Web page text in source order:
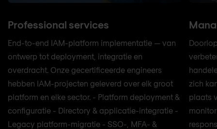
Professional services
End-to-end IAM-platform implementatie — van
ontwerp tot deployment, integratie en
overdracht. Onze gecertificeerde engineers
hebben IAM-projecten geleverd over elk groot
platform en elke sector. - Platform deployment &
configuratie - Directory & applicatie-integratie -
Legacy platform-migratie - SSO-, MFA- &
zich
plaats